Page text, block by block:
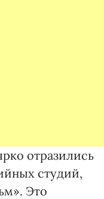
отразились
студий,
Это